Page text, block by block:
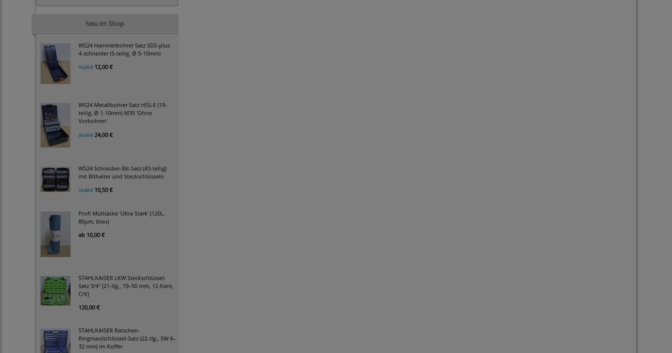
Neu im Shop
WS24 Hammerbohrer Satz SDS-plus
4-schneider (5-teilig, Ø 5-10mm)
15,00 € 12,00 €
WS24 Metallbohrer Satz HSS-E (19-
teilig, Ø 1-10mm) M35 'Ohne
Vorbohren'
30,00 € 24,00 €
WS24 Schrauber-Bit-Satz (43-teilig)
mit Bithalter und Steckschlüsseln
15,00 € 10,50 €
Profi Müllsäcke 'Ultra Stark' (120L,
80µm, blau)
ab 10,00 €
STAHLKAISER LKW Steckschlüssel-
Satz 3/4" (21-tlg., 19–50 mm, 12-Kant,
CrV)
120,00 €
STAHLKAISER Ratschen-
Ringmaulschlüssel-Satz (22-tlg., SW 6–
32 mm) im Koffer